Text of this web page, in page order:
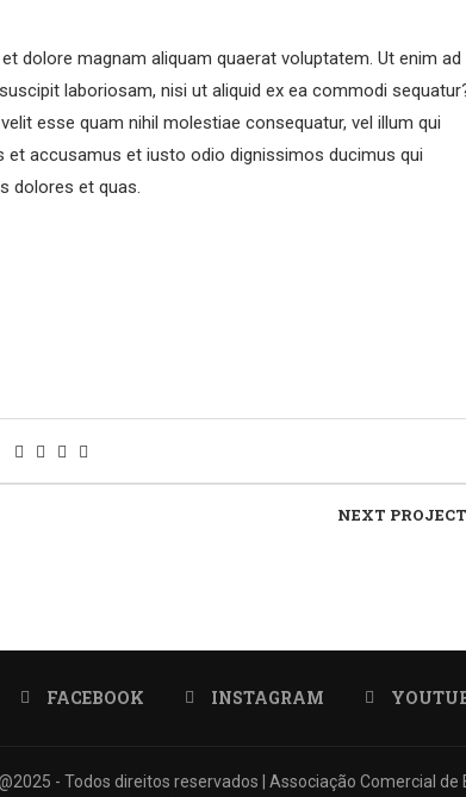
dolore magnam aliquam quaerat voluptatem. Ut enim ad
laboriosam, nisi ut aliquid ex ea commodi
esse quam nihil molestiae consequatur, vel illum qui
accusamus et iusto odio dignissimos ducimus qui
dolores et quas.
NEXT PROJECT
FACEBOOK INSTAGRAM
- Todos direitos reservados | Associação Comercial de